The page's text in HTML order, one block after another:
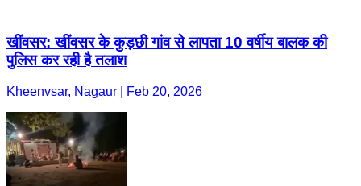
खींवसर: खींवसर के कुड़छी गांव से लापता 10 वर्षीय बालक की
पुलिस कर रही है तलाश
Kheenvsar, Nagaur | Feb 20, 2026